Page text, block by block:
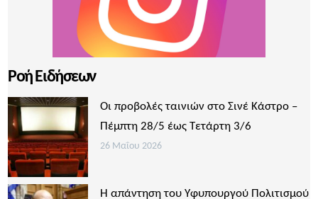
Ροή Ειδήσεων
Οι προβολές ταινιών στο Σινέ Κάστρο –
Πέμπτη 28/5 έως Τετάρτη 3/6
26 Μαΐου 2026
Η απάντηση του Υφυπουργού Πολιτισμού